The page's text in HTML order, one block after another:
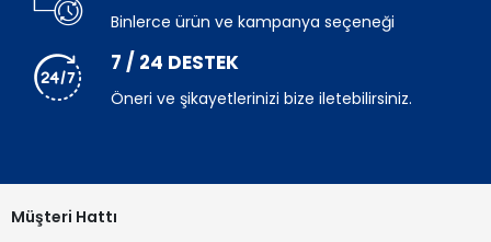
Binlerce ürün ve kampanya seçeneği
7 / 24 DESTEK
Öneri ve şikayetlerinizi bize iletebilirsiniz.
Müşteri Hattı